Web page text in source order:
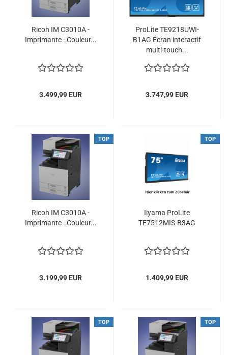
Ricoh IM C3010A -
Imprimante - Couleur...
3.499,99 EUR
ProLite TE9218UWI-
B1AG Écran interactif
multi-touch...
3.747,99 EUR
TOP
Ricoh IM C3010A -
Imprimante - Couleur...
3.199,99 EUR
TOP
Iiyama ProLite
TE7512MIS-B3AG
1.409,99 EUR
TOP TOP